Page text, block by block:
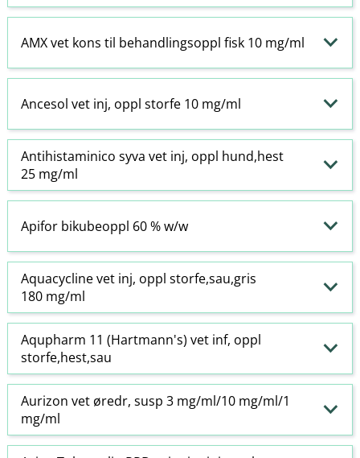
AMX vet kons til behandlingsoppl fisk 10 mg/ml
Ancesol vet inj, oppl storfe 10 mg/ml
Antihistaminico syva vet inj, oppl hund,hest
25 mg/ml
Apifor bikubeoppl 60 % w​/​w
Aquacycline vet inj, oppl storfe,sau,gris
180 mg/ml
Aqupharm 11 (Hartmann's) vet inf, oppl
storfe,hest,sau
Aurizon vet øredr, susp 3 mg/ml/10 mg/ml/1
mg/ml